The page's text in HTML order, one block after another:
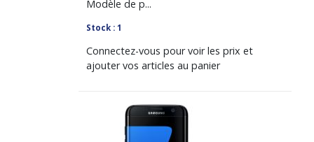
Modèle de p...
Stock : 1
Connectez-vous pour voir les prix et
ajouter vos articles au panier